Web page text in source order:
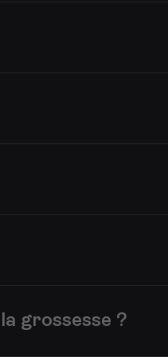
que la performance.
grossesse ?